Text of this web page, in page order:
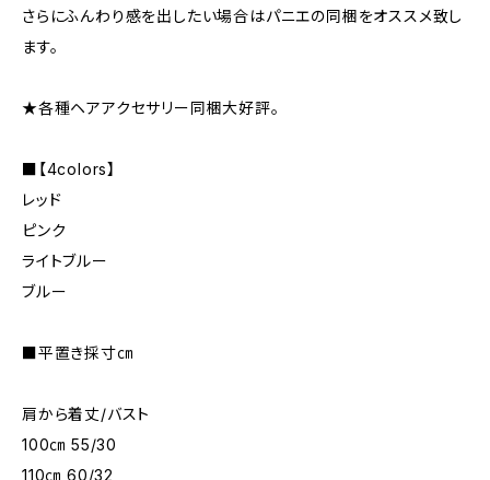
さらにふんわり感を出したい場合はパニエの同梱をオススメ致し
ます。
★各種ヘアアクセサリー同梱大好評。
■【4colors】
レッド
ピンク
ライトブルー
ブルー
■平置き採寸㎝
肩から着丈/バスト
100㎝ 55/30
110㎝ 60/32